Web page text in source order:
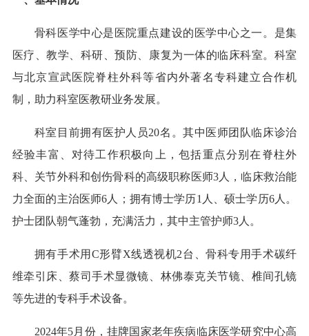
骨科医学中心是医院重点建设的医学中心之一。是集
医疗、教学、科研、预防、康复为一体的临床科室。科室
与北京宣武医院脊柱外科等省内外著名专科建立合作机
制，助力科室医教研业务发展。
科室目前拥有医护人员20名。其中医师团队临床诊治
经验丰富、对待工作积极向上，包括重点分别在脊柱外
科、关节外科和创伤骨科的高级职称医师3人，临床救治能
力全面的主治医师6人；拥有博士学历1人、硕士学历6人。
护士团队朝气蓬勃，充满活力，其中主管护师3人。
拥有手术用 C形臂X线透视机2台、骨科专用手术碳纤
维牵引床、蔡司手术显微镜、林佛泰克关节镜、椎间孔镜
等先进的专科手术设备。
2024年5月份，挂牌国家老年疾病临床医学研究中心高